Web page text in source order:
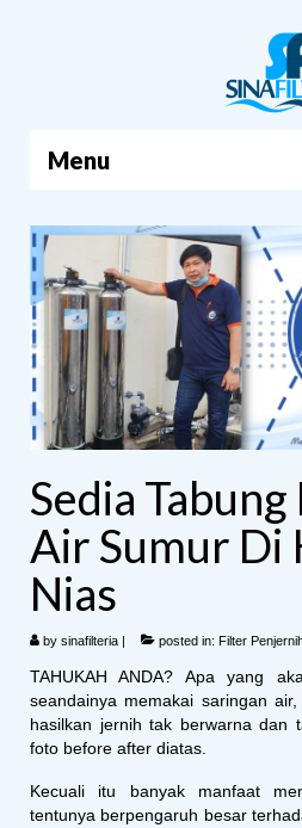
Menu
BERANDA
PRODUK
TENTANG KAMI
ARTIKEL
HUBUNGI KAMI
Sedia
Air Sumur Di
Nias
by sinafilteria | posted in: Filter
TAHUKAH ANDA? Apa yang
seandainya memakai saringan
hasilkan jernih tak berwarna dan
foto before after diatas.
Kecuali itu banyak manfaat
tentunya berpengaruh besar